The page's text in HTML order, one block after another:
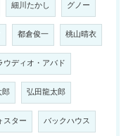
細川たかし グノー
都倉俊一 桃山晴衣
ウディオ・アバド
郎 弘田龍太郎
スター バックハウス